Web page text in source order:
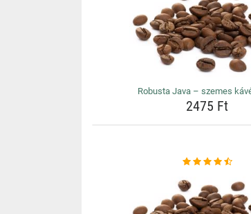
Robusta Java – szemes
2475 Ft